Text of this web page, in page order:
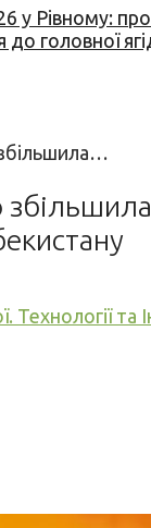
у Рівному:
до головної
збільшила…
та